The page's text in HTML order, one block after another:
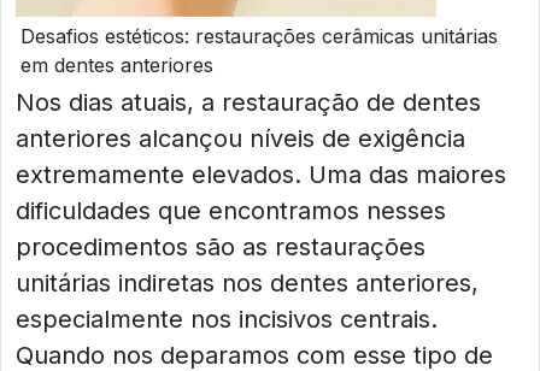
Desafios estéticos: restaurações cerâmicas unitárias
em dentes anteriores
Nos dias atuais, a restauração de dentes
anteriores alcançou níveis de exigência
extremamente elevados. Uma das maiores
dificuldades que encontramos nesses
procedimentos são as restaurações
unitárias indiretas nos dentes anteriores,
especialmente nos incisivos centrais.
Quando nos deparamos com esse tipo de